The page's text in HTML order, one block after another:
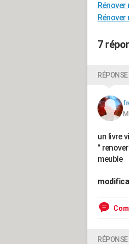
Rénover
Rénover
7
un livre
"
meuble